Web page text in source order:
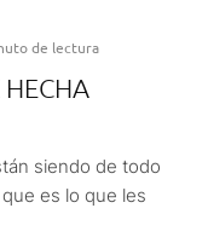
de lectura
siendo de todo
es lo que les